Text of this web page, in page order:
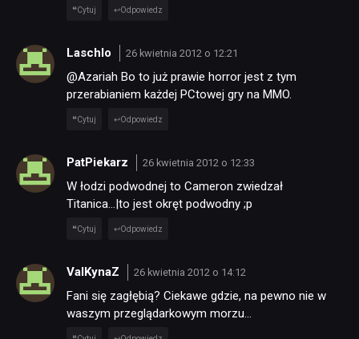
Cytuj Odpowiedz
Laschlo 26 kwietnia 2012 o 12:21
@Azariah Bo to już prawie horror jest z tym
przerabianiem każdej PCtowej gry na MMO.
Cytuj Odpowiedz
PatPiekarz 26 kwietnia 2012 o 12:33
W łodzi podwodnej to Cameron zwiedzał
Titanica…|to jest okręt podwodny ;p
Cytuj Odpowiedz
ValKynaZ 26 kwietnia 2012 o 14:12
Fani się zagłębią? Ciekawe gdzie, na pewno nie w
waszym przeglądarkowym morzu…